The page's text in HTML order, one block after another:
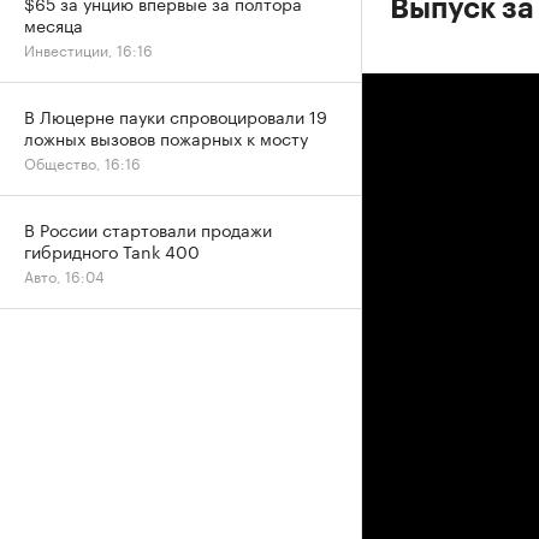
Выпуск
месяца
Инвестиции, 16:16
В Люцерне пауки спровоцировали 19
ложных вызовов пожарных к мосту
Общество, 16:16
В России стартовали продажи
гибридного Tank 400
Авто, 16:04